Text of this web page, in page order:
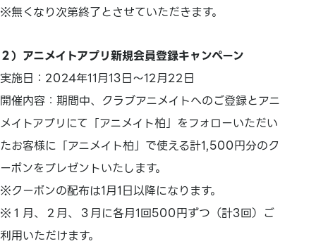
※無くなり次第終了とさせていただきます。
２）アニメイトアプリ新規会員登録キャンペーン
実施日：2024年11月13日～12月22日
開催内容：期間中、クラブアニメイトへのご登録とアニ
メイトアプリにて「アニメイト柏」をフォローいただい
たお客様に「アニメイト柏」で使える計1,500円分のク
ーポンをプレゼントいたします。
※クーポンの配布は1月1日以降になります。
※１月、２月、３月に各月1回500円ずつ（計3回）ご
利用いただけます。